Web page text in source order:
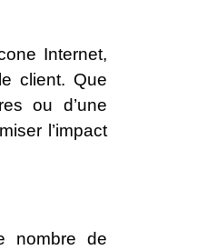
Internet,
client. Que
ou d’une
l’impact
nombre de